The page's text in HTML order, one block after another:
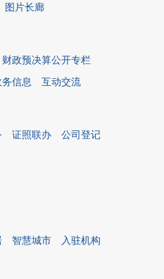
图片长廊
财政预决算公开专栏
务信息 互动交流
证照联办
公司登记
智慧城市 入驻机构